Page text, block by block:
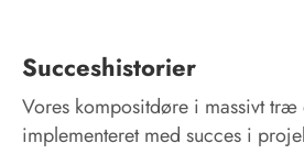
Succeshistorier
Vores kompositdøre i massivt træ
implementeret med succes i